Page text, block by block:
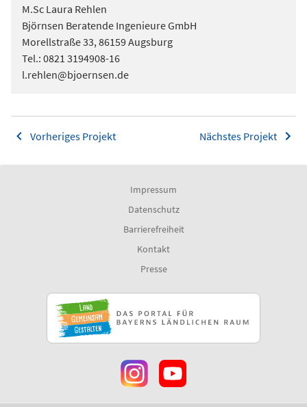
M.Sc Laura Rehlen
Björnsen Beratende Ingenieure GmbH
Morellstraße 33, 86159 Augsburg
Tel.: 0821 3194908-16
l.rehlen@bjoernsen.de
Vorheriges Projekt Nächstes Projekt
Impressum
Datenschutz
Barrierefreiheit
Kontakt
Presse